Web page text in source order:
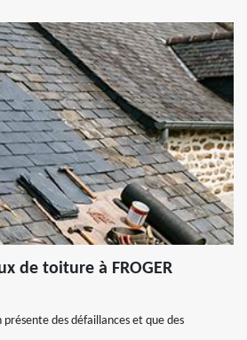
de toiture à FROGER
des défaillances et que des